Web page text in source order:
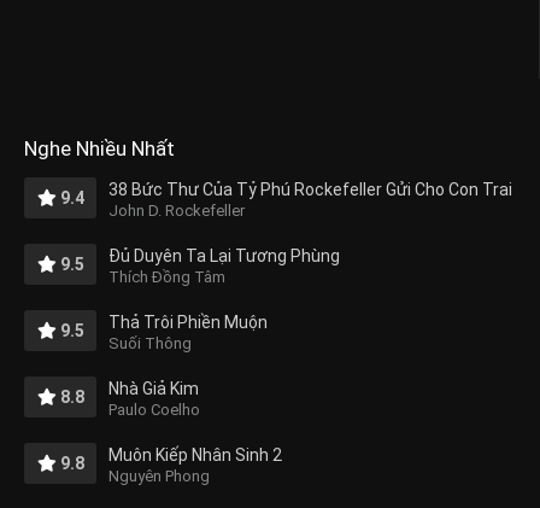
Nghe Nhiều Nhất
9.4 38 Bức Thư Của Tỷ Phú Rockefeller Gửi Cho Con Trai
John D. Rockefeller
9.5 Đủ Duyên Ta Lại Tương Phùng
Thích Đồng Tâm
9.5 Thả Trôi Phiền Muộn
Suối Thông
8.8 Nhà Giả Kim
Paulo Coelho
9.8 Muôn Kiếp Nhân Sinh 2
Nguyên Phong